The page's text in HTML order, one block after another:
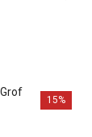
15%